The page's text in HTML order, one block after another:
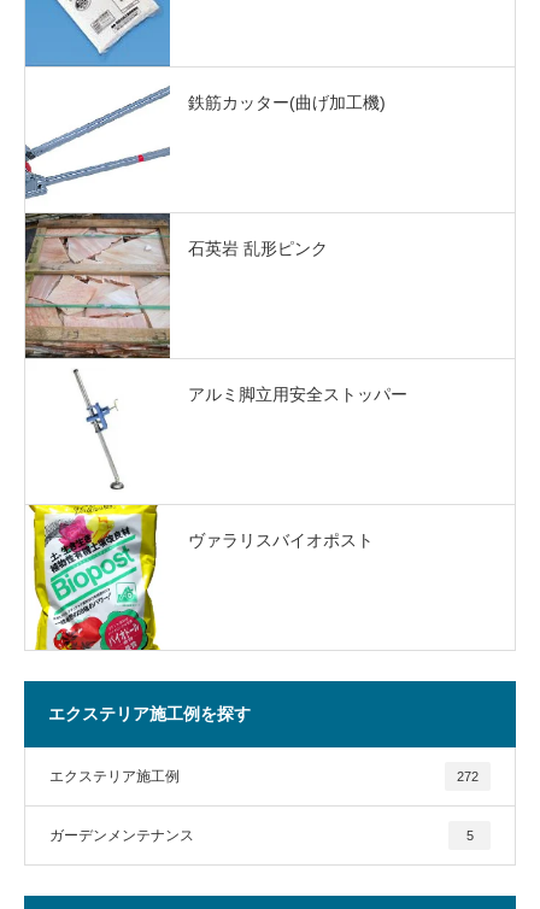
鉄筋カッター(曲げ加工機)
石英岩 乱形ピンク
アルミ脚立用安全ストッパー
ヴァラリスバイオポスト
エクステリア施工例を探す
エクステリア施工例 272
ガーデンメンテナンス 5